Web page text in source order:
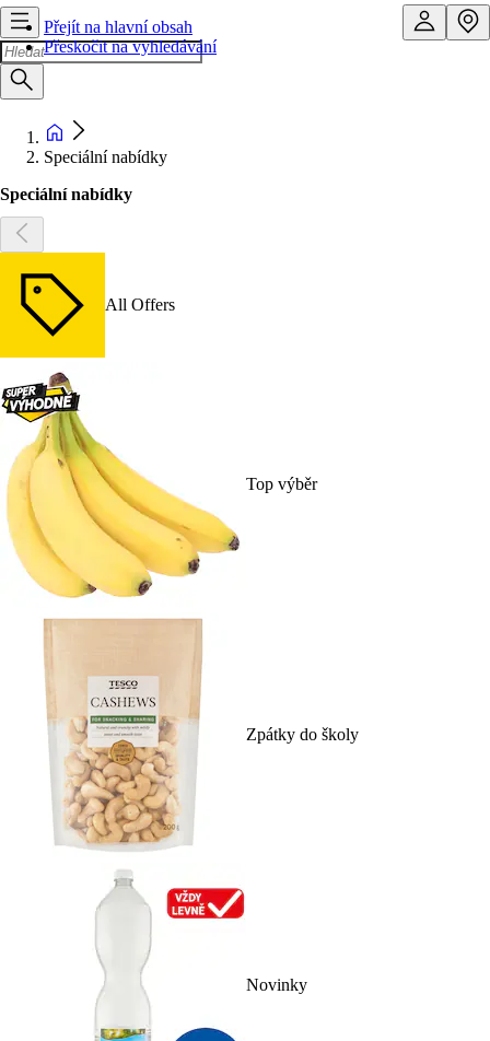
Přejít na hlavní obsah
Přeskočit na vyhledávání
Speciální nabídky
Speciální nabídky
All Offers
Top výběr
Zpátky do školy
Novinky